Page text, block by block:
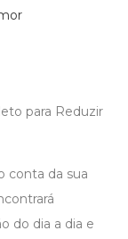
para Reduzir
conta da sua
do dia a dia e